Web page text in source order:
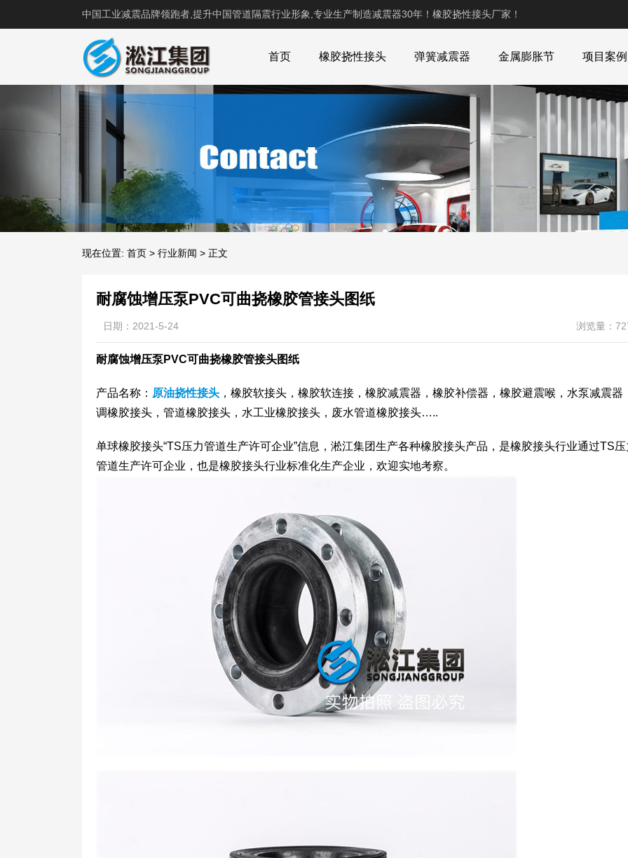
中国工业减震品牌领跑者,提升中国管道隔震行业形象,专业生产制造减震器30年！橡胶挠性接头厂家！
首页 橡胶挠性接头 弹簧减震器 金属膨胀节 项目案例
现在位置: 首页 > 行业新闻 > 正文
耐腐蚀增压泵PVC可曲挠橡胶管接头图纸
日期：2021-5-24 浏览量：
耐腐蚀增压泵PVC可曲挠橡胶管接头图纸
产品名称： 原油挠性接头 ，橡胶软接头，橡胶软连接，橡胶减震器，橡胶补偿器，橡胶避震喉，水泵减震器
调橡胶接头，管道橡胶接头，水工业橡胶接头，废水管道橡胶接头…..
单球橡胶接头“TS压力管道生产许可企业”信息，淞江集团生产各种橡胶接头产品，是橡胶接头行业通过TS压
管道生产许可企业，也是橡胶接头行业标准化生产企业，欢迎实地考察。